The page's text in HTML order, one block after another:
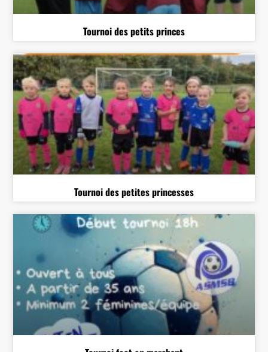
Tournoi des petits princes
Tournoi des petites princesses